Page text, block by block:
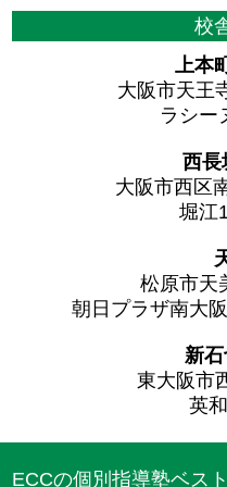
校
上本
大阪市天王
ラシー
西長
大阪市西区
堀江
松原市天
朝日プラザ南大
新
東大阪市
英
ECCの個別指導塾ベス